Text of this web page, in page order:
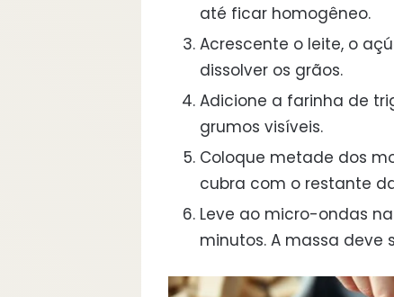
até ficar homogêneo.
Acrescente o leite, o
dissolver os grãos.
Adicione a farinha de
grumos visíveis.
Coloque metade dos
cubra com o restante
Leve ao micro-ondas
minutos. A massa deve